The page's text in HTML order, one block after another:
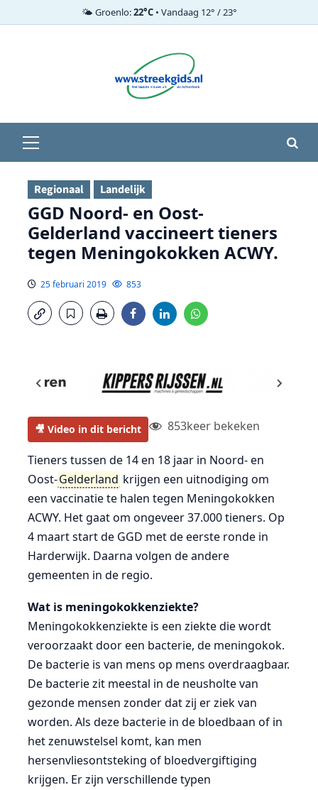
🌤️ Groenlo:22°C• Vandaag 12° / 23°
menu
Regionaal Landelijk
GGD Noord- en Oost-
Gelderland vaccineert tieners
tegen Meningokokken ACWY.
25 februari 2019 853
🎥 Video in dit bericht 853keer bekeken
Tieners tussen de 14 en 18 jaar in Noord- en
Oost-Gelderland krijgen een uitnodiging om
een vaccinatie te halen tegen Meningokokken
ACWY. Het gaat om ongeveer 37.000 tieners. Op
4 maart start de GGD met de eerste ronde in
Harderwijk. Daarna volgen de andere
gemeenten in de regio.
Wat is meningokokkenziekte?
Meningokokkenziekte is een ziekte die wordt
veroorzaakt door een bacterie, de meningokok.
De bacterie is van mens op mens overdraagbaar.
De bacterie zit meestal in de neusholte van
gezonde mensen zonder dat zij er ziek van
worden. Als deze bacterie in de bloedbaan of in
het zenuwstelsel komt, kan men
hersenvliesontsteking of bloedvergiftiging
krijgen. Er zijn verschillende typen